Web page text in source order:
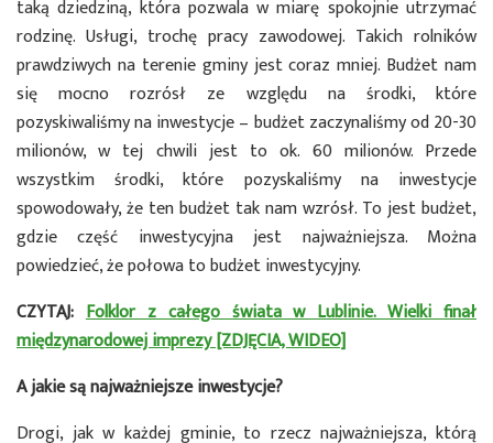
taką dziedziną, która pozwala w miarę spokojnie utrzymać
rodzinę. Usługi, trochę pracy zawodowej. Takich rolników
prawdziwych na terenie gminy jest coraz mniej. Budżet nam
się mocno rozrósł ze względu na środki, które
pozyskiwaliśmy na inwestycje – budżet zaczynaliśmy od 20-30
milionów, w tej chwili jest to ok. 60 milionów. Przede
wszystkim środki, które pozyskaliśmy na inwestycje
spowodowały, że ten budżet tak nam wzrósł. To jest budżet,
gdzie część inwestycyjna jest najważniejsza. Można
powiedzieć, że połowa to budżet inwestycyjny.
CZYTAJ:Folklor z całego świata w Lublinie. Wielki finał
międzynarodowej imprezy [ZDJĘCIA, WIDEO]
A jakie są najważniejsze inwestycje?
Drogi, jak w każdej gminie, to rzecz najważniejsza, którą